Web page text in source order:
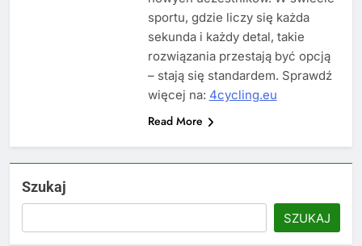
sportu, gdzie liczy się każda
sekunda i każdy detal, takie
rozwiązania przestają być opcją
– stają się standardem. Sprawdź
więcej na: 4cycling.eu
Read More
Szukaj
SZUKAJ